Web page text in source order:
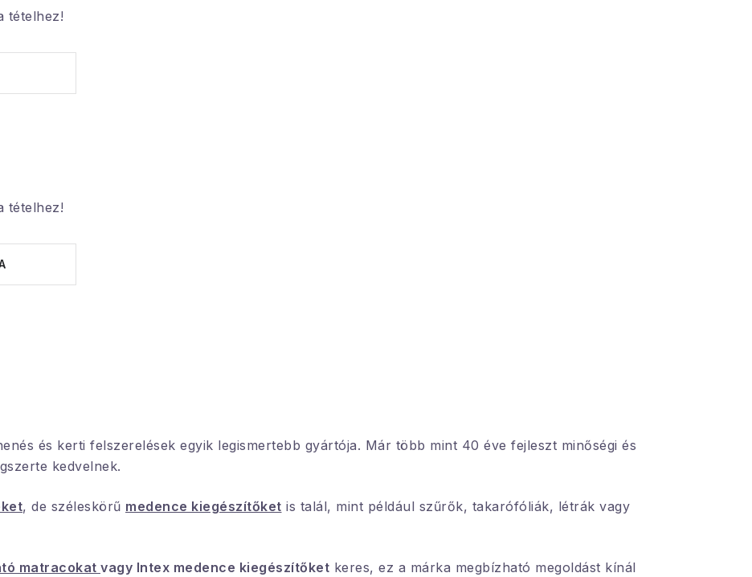
tételhez!
tételhez!
és kerti felszerelések egyik legismertebb gyártója. Már több mint 40 éve fejleszt minőségi és
kedvelnek.
, de széleskörű medence kiegészítőket is talál, mint például szűrők, takarófóliák, létrák vagy
matracokat vagy Intex medence kiegészítőket keres, ez a márka megbízható megoldást kínál